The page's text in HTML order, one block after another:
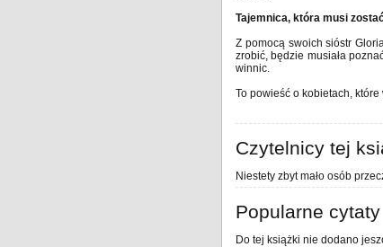
Tajemnica, która musi
Z pomocą swoich sióstr
zrobić, będzie musiała
winnic.
To powieść o kobietach,
Czytelnicy tej
Niestety zbyt mało osób
Popularne cytaty
Do tej książki nie dodano